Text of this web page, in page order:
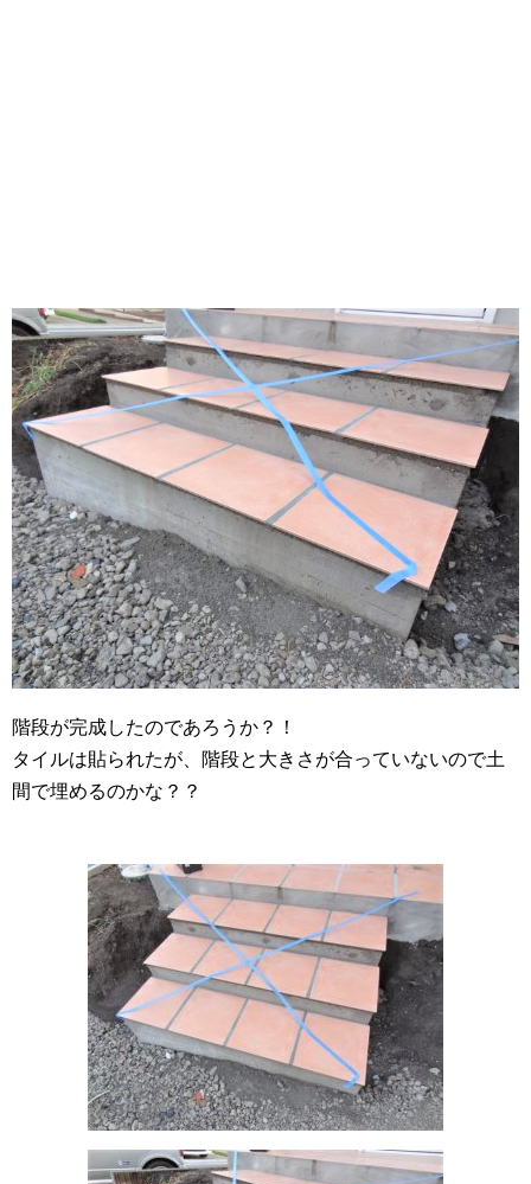
階段が完成したのであろうか？！
タイルは貼られたが、階段と大きさが合っていないので土
間で埋めるのかな？？